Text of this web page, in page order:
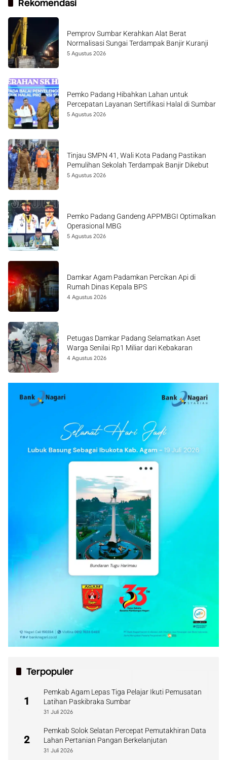
Rekomendasi
Pemprov Sumbar Kerahkan Alat Berat
Normalisasi Sungai Terdampak Banjir Kuranji
5 Agustus 2026
Pemko Padang Hibahkan Lahan untuk
Percepatan Layanan Sertifikasi Halal di Sumbar
5 Agustus 2026
Tinjau SMPN 41, Wali Kota Padang Pastikan
Pemulihan Sekolah Terdampak Banjir Dikebut
5 Agustus 2026
Pemko Padang Gandeng APPMBGI Optimalkan
Operasional MBG
5 Agustus 2026
Damkar Agam Padamkan Percikan Api di
Rumah Dinas Kepala BPS
4 Agustus 2026
Petugas Damkar Padang Selamatkan Aset
Warga Senilai Rp1 Miliar dari Kebakaran
4 Agustus 2026
Terpopuler
1
Pemkab Agam Lepas Tiga Pelajar Ikuti Pemusatan
Latihan Paskibraka Sumbar
31 Juli 2026
2
Pemkab Solok Selatan Percepat Pemutakhiran Data
Lahan Pertanian Pangan Berkelanjutan
31 Juli 2026